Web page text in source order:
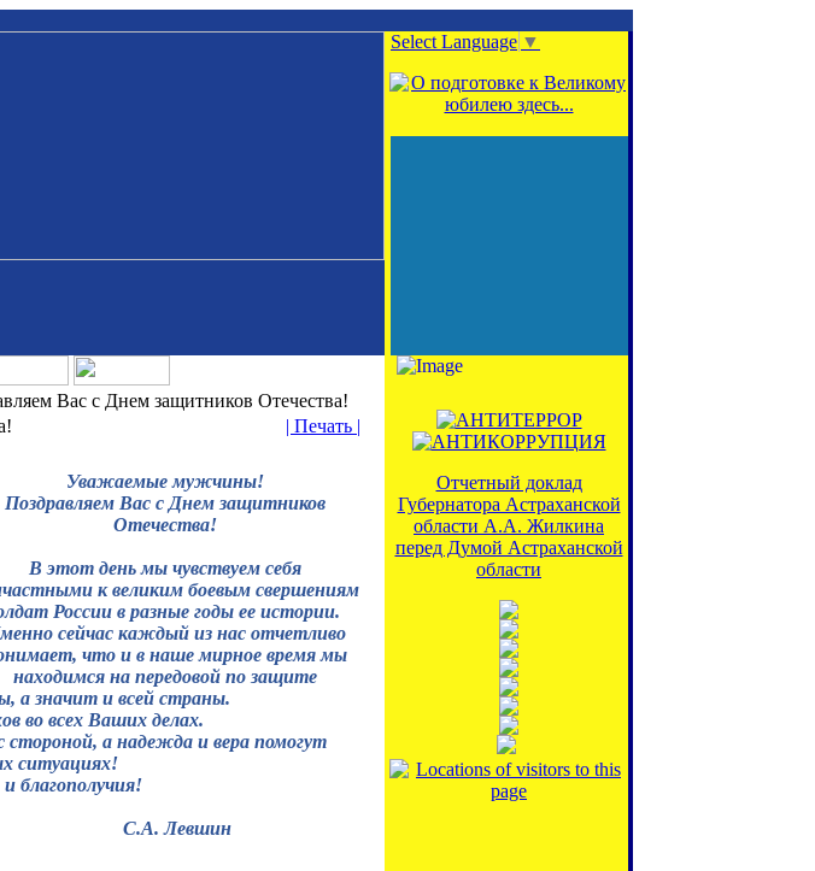
Select Language ▼
Вас с Днем защитников Отечества!
| Печать |
Уважаемые мужчины!
Поздравляем Вас с Днем защитников
Отечества!
В этот день мы чувствуем себя
к великим боевым свершениям
России в разные годы ее истории.
сейчас каждый из нас отчетливо
что и в наше мирное время мы
находимся на передовой по защите
а значит и всей страны.
во всех Ваших делах.
стороной, а надежда и вера помогут
ситуациях!
и благополучия!
С.А. Левшин
Отчетный доклад
Губернатора Астраханской
области А.А. Жилкина
перед Думой Астраханской
области